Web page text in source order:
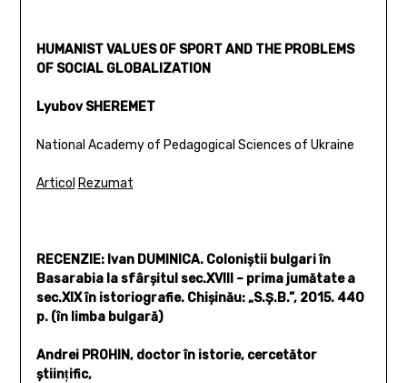
HUMANIST VALUES OF SPORT AND THE PROBLEMS
OF SOCIAL GLOBALIZATION
Lyubov SHEREMET
National Academy of Pedagogical Sciences of Ukraine
Articol Rezumat
RECENZIE: Ivan DUMINICA. Coloniştii bulgari în
Basarabia la sfârşitul sec.XVIII – prima jumătate a
sec.XIX în istoriografie. Chişinău: „S.Ş.B.”, 2015. 440
p. (în limba bulgară)
Andrei PROHIN, doctor în istorie, cercetător
ştiinţific,